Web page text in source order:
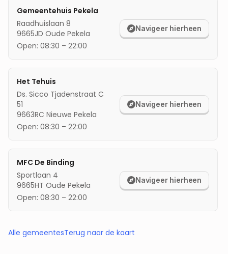
Gemeentehuis Pekela
Raadhuislaan 8
9665JD Oude Pekela
Open: 08:30 – 22:00
Navigeer hierheen
Het Tehuis
Ds. Sicco Tjadenstraat C
51
9663RC Nieuwe Pekela
Open: 08:30 – 22:00
Navigeer hierheen
MFC De Binding
Sportlaan 4
9665HT Oude Pekela
Open: 08:30 – 22:00
Navigeer hierheen
Alle gemeentesTerug naar de kaart